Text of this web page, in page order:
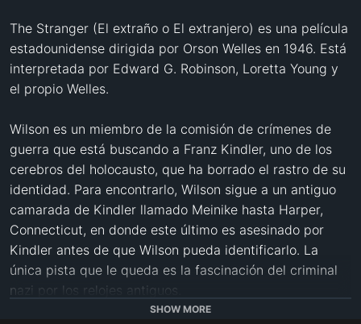
The Stranger (El extraño o El extranjero) es una película
estadounidense dirigida por Orson Welles en 1946. Está
interpretada por Edward G. Robinson, Loretta Young y
el propio Welles.
Wilson es un miembro de la comisión de crímenes de
guerra que está buscando a Franz Kindler, uno de los
cerebros del holocausto, que ha borrado el rastro de su
identidad. Para encontrarlo, Wilson sigue a un antiguo
camarada de Kindler llamado Meinike hasta Harper,
Connecticut, en donde este último es asesinado por
Kindler antes de que Wilson pueda identificarlo. La
única pista que le queda es la fascinación del criminal
nazi por los relojes antiguos.
SHOW MORE